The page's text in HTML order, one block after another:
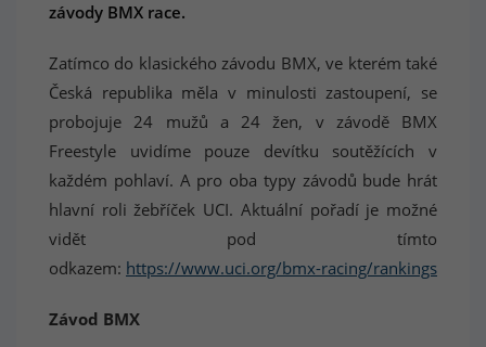
závody BMX race.
Zatímco do klasického závodu BMX, ve kterém také
Česká republika měla v minulosti zastoupení, se
probojuje 24 mužů a 24 žen, v závodě BMX
Freestyle uvidíme pouze devítku soutěžících v
každém pohlaví. A pro oba typy závodů bude hrát
hlavní roli žebříček UCI. Aktuální pořadí je možné
vidět pod tímto
odkazem: https://www.uci.org/bmx-racing/rankings
Závod BMX